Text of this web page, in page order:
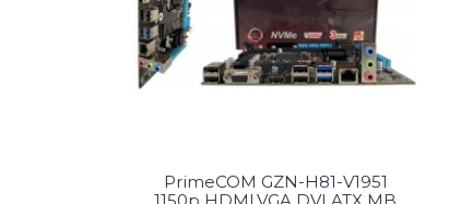
PrimeCOM GZN-H81-V1951